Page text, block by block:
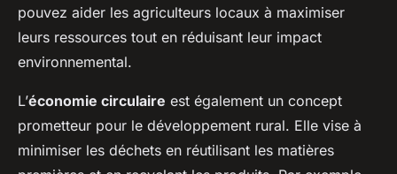
pouvez aider les agriculteurs locaux à maximiser
leurs ressources tout en réduisant leur impact
environnemental.
L’économie circulaire est également un concept
prometteur pour le développement rural. Elle vise à
minimiser les déchets en réutilisant les matières